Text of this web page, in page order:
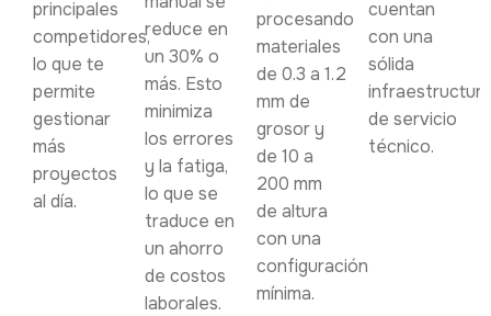
principales
competidores,
lo que te
permite
gestionar
más
proyectos
al día.
reduce en
un 30% o
más. Esto
minimiza
los errores
y la fatiga,
lo que se
traduce en
un ahorro
de costos
laborales.
procesando
materiales
de 0.3 a 1.2
mm de
grosor y
de 10 a
200 mm
de altura
con una
configuración
mínima.
cuentan
con una
sólida
infraestructura
de servicio
técnico.